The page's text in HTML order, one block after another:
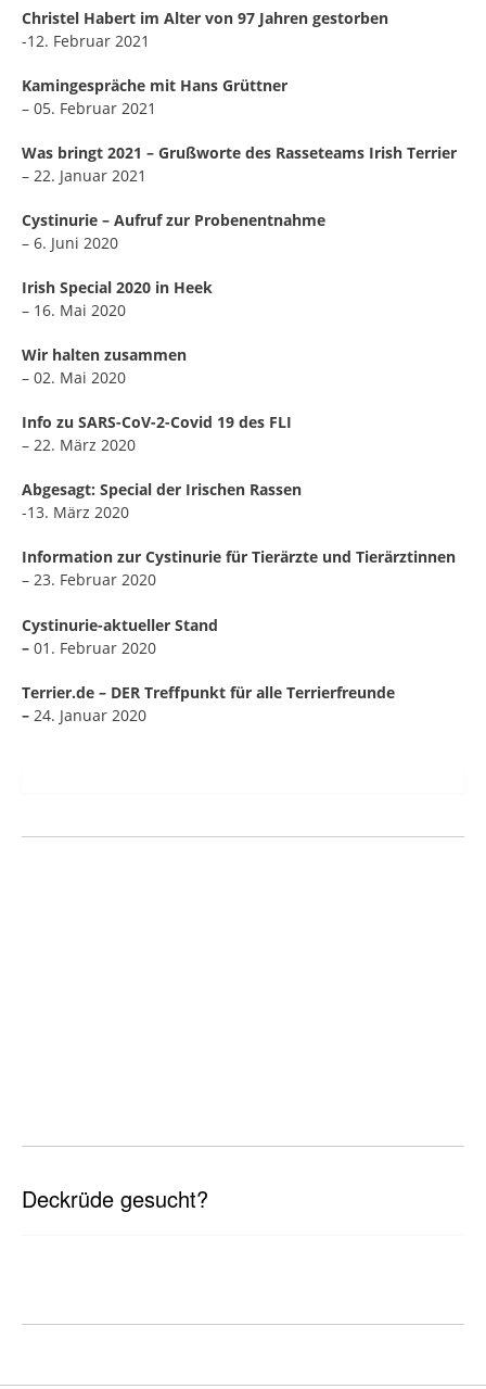
Christel Habert im Alter von 97 Jahren gestorben
-12. Februar 2021
Kamingespräche mit Hans Grüttner
– 05. Februar 2021
Was bringt 2021 – Grußworte des Rasseteams Irish Terrier
– 22. Januar 2021
Cystinurie – Aufruf zur Probenentnahme
– 6. Juni 2020
Irish Special 2020 in Heek
– 16. Mai 2020
Wir halten zusammen
– 02. Mai 2020
Info zu SARS-CoV-2-Covid 19 des FLI
– 22. März 2020
Abgesagt: Special der Irischen Rassen
-13. März 2020
Information zur Cystinurie für Tierärzte und Tierärztinnen
– 23. Februar 2020
Cystinurie-aktueller Stand
– 01. Februar 2020
Terrier.de – DER Treffpunkt für alle Terrierfreunde
– 24. Januar 2020
Deckrüde gesucht?